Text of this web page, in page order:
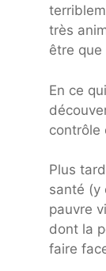
très
être
En ce
contrôle
Plus
santé (y
pauvre
dont la
faire